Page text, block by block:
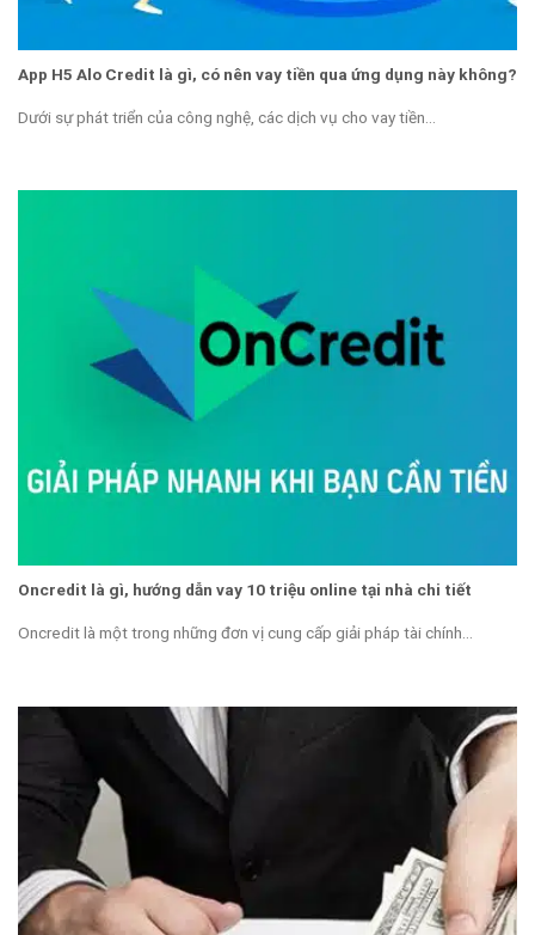
App H5 Alo Credit là gì, có nên vay tiền qua ứng dụng này không?
Dưới sự phát triển của công nghệ, các dịch vụ cho vay tiền...
Oncredit là gì, hướng dẫn vay 10 triệu online tại nhà chi tiết
Oncredit là một trong những đơn vị cung cấp giải pháp tài chính...